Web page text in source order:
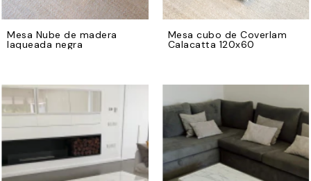
Mesa Nube de madera
laqueada negra
Mesa cubo de Coverlam
Calacatta 120x60